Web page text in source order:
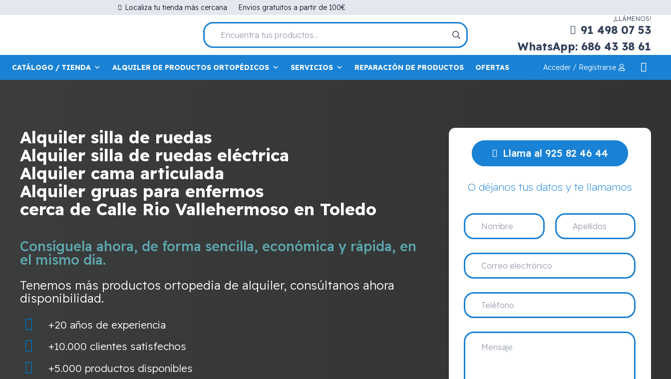
Localiza tu tienda más cercana Envios gratuitos a partir de 100€
¡LLÁMENOS!
91 498 07 53
WhatsApp: 686 43 38 61
CATÁLOGO / TIENDA ALQUILER DE PRODUCTOS ORTOPÉDICOS SERVICIOS REPARACIÓN DE PRODUCTOS OFERTAS Acceder / Registrarse
Alquiler silla de ruedas
Alquiler silla de ruedas eléctrica
Alquiler cama articulada
Alquiler gruas para enfermos
cerca de Calle Rio Vallehermoso en Toledo
Consíguela ahora, de forma sencilla, económica y rápida, en
el mismo día.
Tenemos más productos ortopedia de alquiler, consúltanos ahora
disponibilidad.
+20 años de experiencia
+10.000 clientes satisfechos
+5.000 productos disponibles
Llama al 925 82 46 44
O déjanos tus datos y te llamamos